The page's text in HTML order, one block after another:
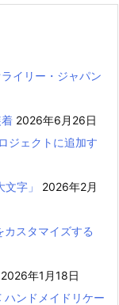
イリー・ジャパン
2026年6月26日
ジェクトに追加す
字」
2026年2月
スタマイズする
2026年1月18日
ンドメイドリケー